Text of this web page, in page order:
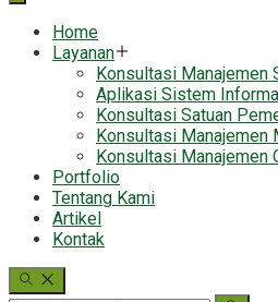
Home
Layanan
Konsultasi Manajemen
Aplikasi Sistem
Konsultasi Satuan
Konsultasi Manajemen
Konsultasi Manajemen
Portfolio
Tentang Kami
Artikel
Kontak